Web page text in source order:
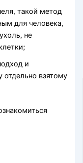
такой метод
для человека,
не
и
отдельно взятому